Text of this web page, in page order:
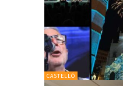
CASTELLÓ